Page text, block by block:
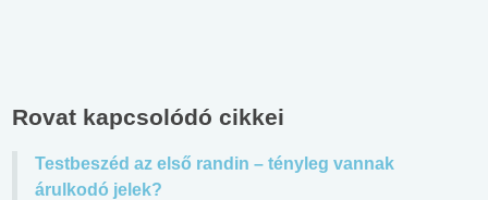
Rovat kapcsolódó cikkei
Testbeszéd az első randin – tényleg vannak
árulkodó jelek?